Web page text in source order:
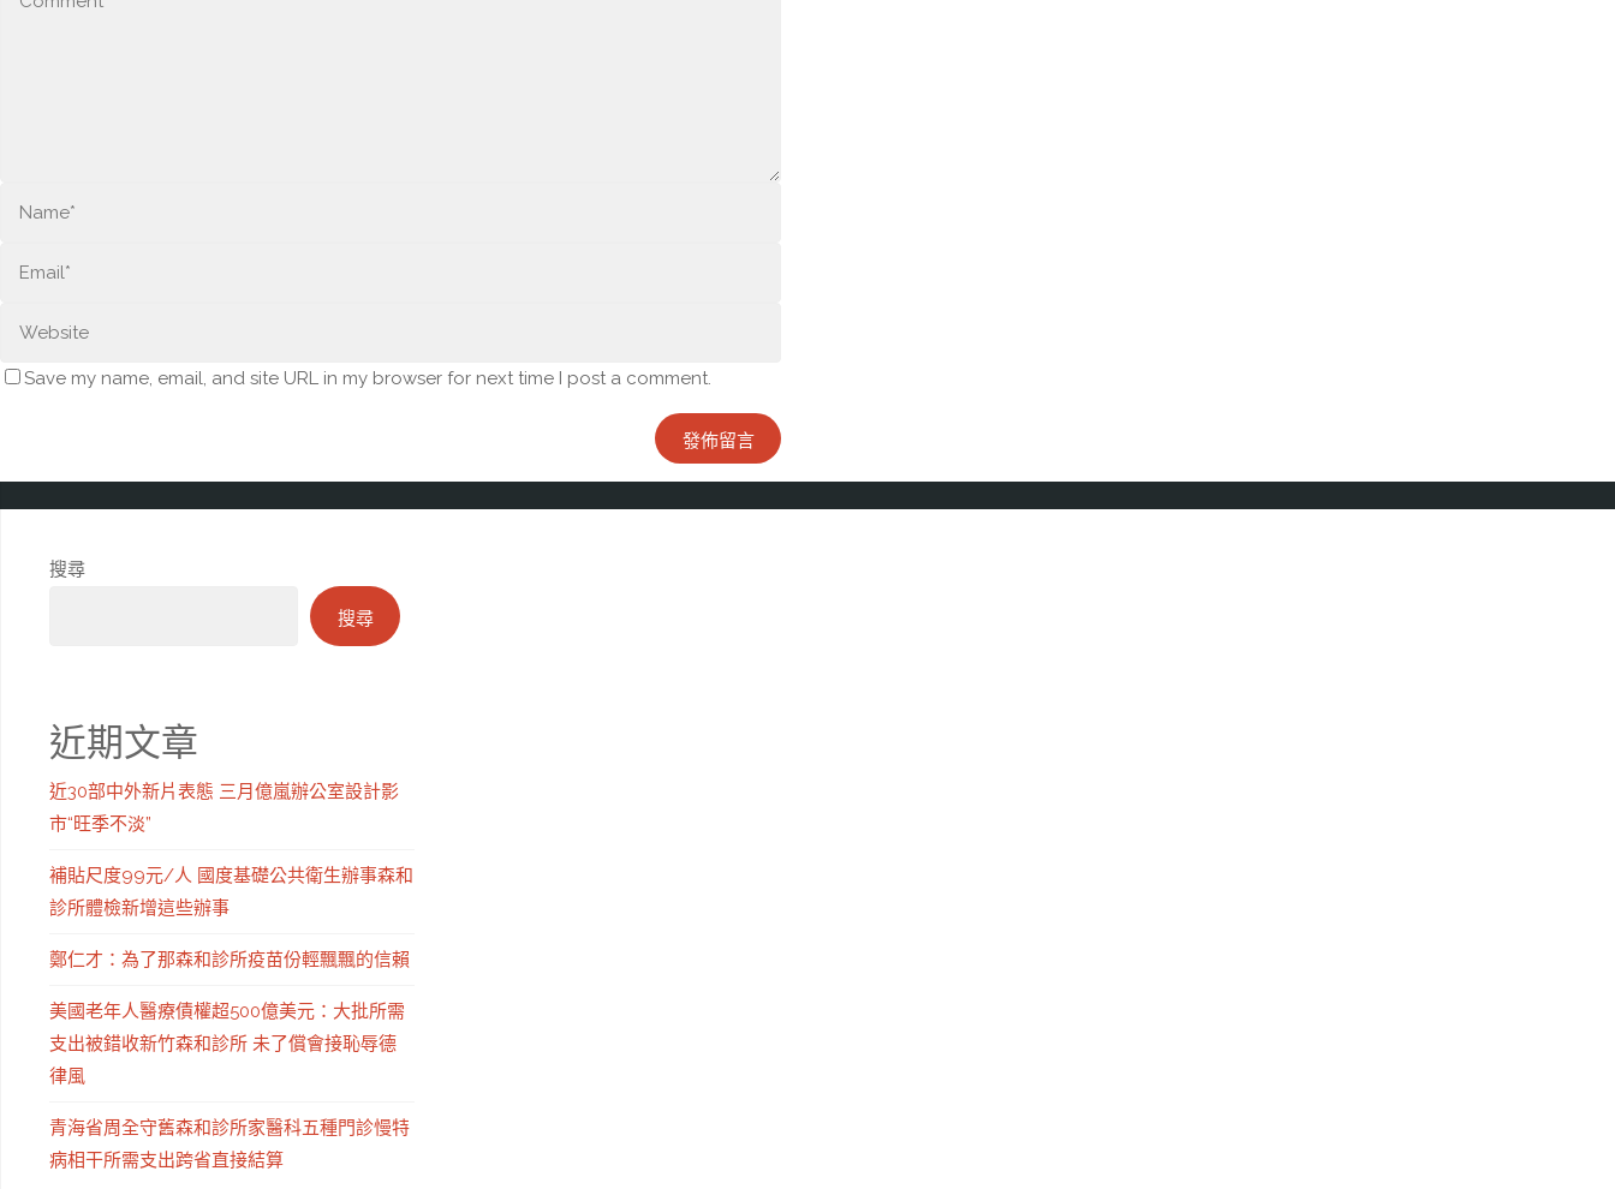
Save my name, email, and site URL in my browser for next time I post a comment.
搜尋
搜尋
近期文章
近30部中外新片表態 三月億嵐辦公室設計影
市“旺季不淡”
補貼尺度99元/人 國度基礎公共衛生辦事森和
診所體檢新增這些辦事
鄭仁才：為了那森和診所疫苗份輕飄飄的信賴
美國老年人醫療債權超500億美元：大批所需
支出被錯收新竹森和診所 未了償會接恥辱德
律風
青海省周全守舊森和診所家醫科五種門診慢特
病相干所需支出跨省直接結算